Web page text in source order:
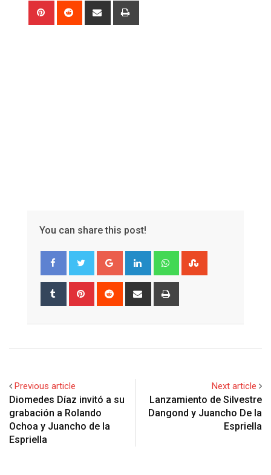
Pinterest Reddit
Share
You can share this post!
Google+ LinkedIn Whatsapp
Tumblr Pinterest Reddit
Share
Previous article
Diomedes Díaz invitó a su
grabación a Rolando
Ochoa y Juancho de la
Espriella
Next article
Lanzamiento de Silvestre
Dangond y Juancho De la
Espriella